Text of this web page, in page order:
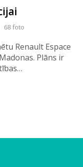
68 foto
Renault Espace
Plāns ir